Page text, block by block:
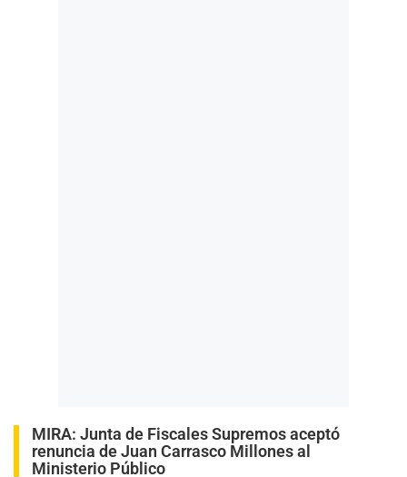
MIRA: Junta de Fiscales Supremos aceptó
renuncia de Juan Carrasco Millones al
Ministerio Público